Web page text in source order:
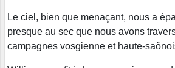
Le ciel, bien que menaçant, nous a
presque au sec que nous avons
campagnes vosgienne et haute-